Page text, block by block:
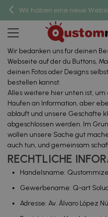
Wir haben eine neue
Wir bedanken uns für deinen
Webseite auf der du Buttons,
deinen Fotos oder Designs
bestellen kannst.
Alles weitere hier unten ist,
Haufen an Information, aber
abläuft und unsere Geschäfte
abgeschlossen werden. Im
wollen unsere Sache gut
auch tun, und gemeinsam
RECHTLICHE
Handelsname: Qustommize
Gewerbename: Q-art
Adresse: Av. Álvaro López